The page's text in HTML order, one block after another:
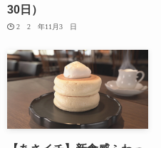
30日）
2020年11月30日